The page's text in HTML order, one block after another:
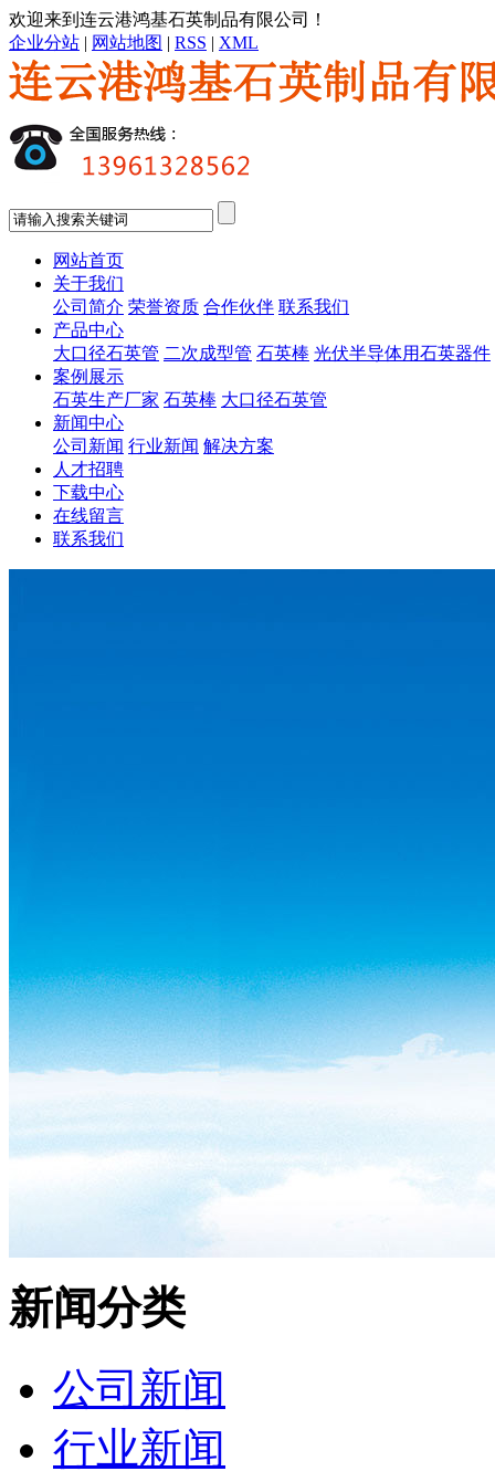
欢迎来到连云港鸿基石英制品有限公司！
企业分站 | 网站地图 | RSS | XML
网站首页
关于我们
公司简介 荣誉资质 合作伙伴 联系我们
产品中心
大口径石英管 二次成型管 石英棒 光伏半导体用石英器件
案例展示
石英生产厂家 石英棒 大口径石英管
新闻中心
公司新闻 行业新闻 解决方案
人才招聘
下载中心
在线留言
联系我们
新闻分类
公司新闻
行业新闻